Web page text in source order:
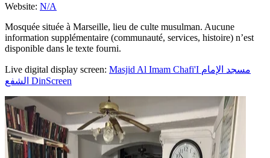
Website: N/A
Mosquée située à Marseille, lieu de culte musulman. Aucune
information supplémentaire (communauté, services, histoire) n’est
disponible dans le texte fourni.
Live digital display screen: Masjid Al Imam Chafi'I مسجد الإمام
الشفع DinScreen